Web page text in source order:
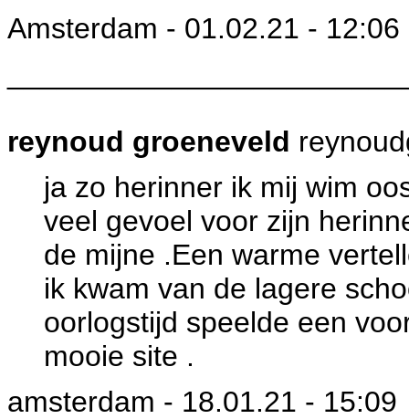
Amsterdam - 01.02.21 - 12:06
reynoud groeneveld
ja zo herinner ik mij wim
veel gevoel voor zijn
de mijne .Een warme
ik kwam van de lagere
oorlogstijd speelde een
mooie site .
amsterdam - 18.01.21 - 15:09